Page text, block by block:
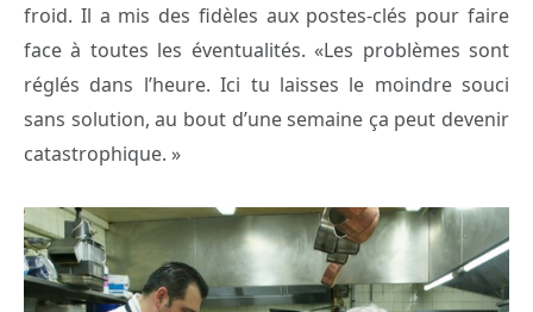
froid. Il a mis des fidèles aux postes-clés pour faire
face à toutes les éventualités. «Les problèmes sont
réglés dans l’heure. Ici tu laisses le moindre souci
sans solution, au bout d’une semaine ça peut devenir
catastrophique. »